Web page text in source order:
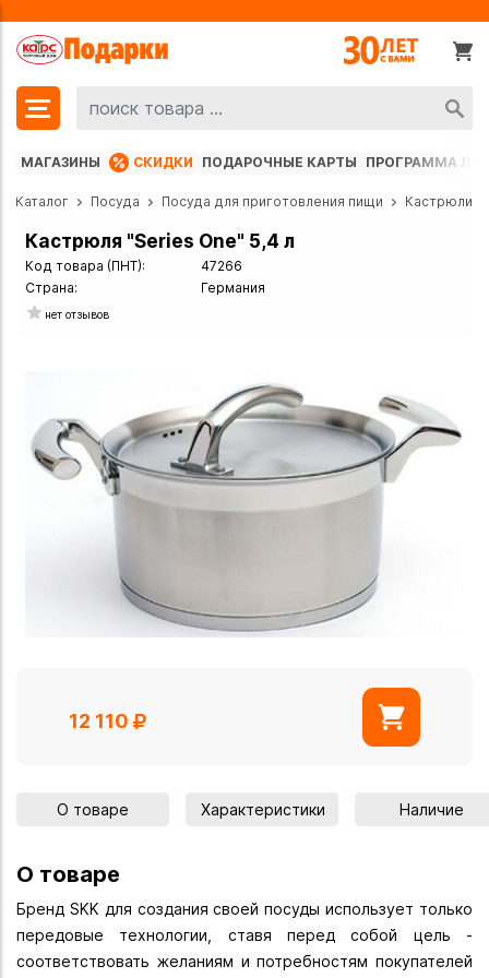
МАГАЗИНЫ СКИДКИ ПОДАРОЧНЫЕ КАРТЫ ПРОГРАММА
Каталог Посуда Посуда для приготовления пищи Кастрюли
Кастрюля "Series One" 5,4 л
Код товара (ПНТ):
47266
Страна:
Германия
нет отзывов
12 110
О товаре Характеристики Наличие
О товаре
Бренд SKK для создания своей посуды использует только
передовые технологии, ставя перед собой цель -
соответствовать желаниям и потребностям покупателей